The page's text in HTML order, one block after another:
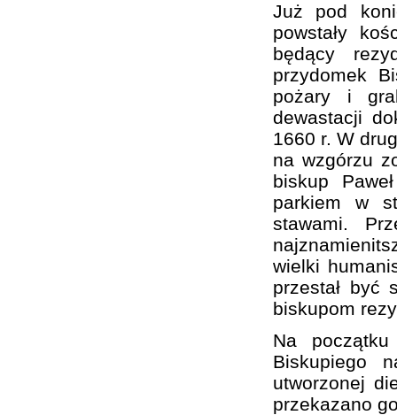
Już pod
powstały
będący
przydomek
pożary i
dewastacji
1660 r. W
na wzgórzu
biskup
parkiem w
stawami.
wielki
przestał być
biskupom
Na
Biskupiego
utworzonej
przekazano